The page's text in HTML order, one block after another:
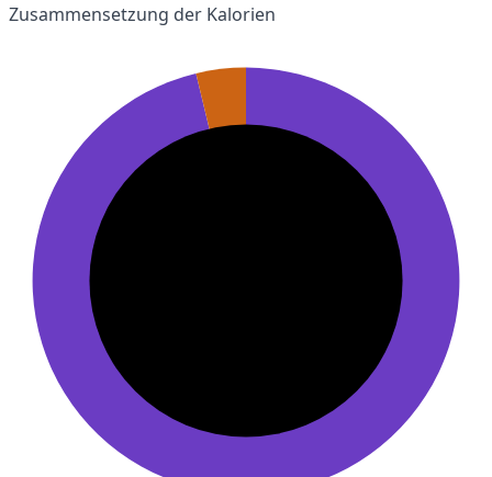
Zusammensetzung der Kalorien